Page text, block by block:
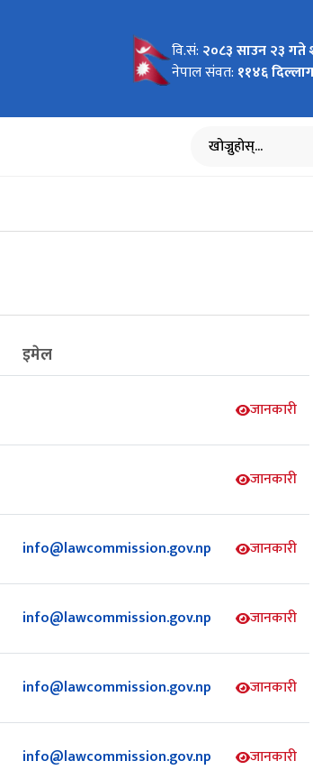
वि.सं: २०८३ साउन २३ गते
नेपाल संवत: ११४६
खोज्नुहोस्
इमेल
जानकारी
जानकारी
info@lawcommission.gov.np जानकारी
info@lawcommission.gov.np जानकारी
info@lawcommission.gov.np जानकारी
info@lawcommission.gov.np जानकारी